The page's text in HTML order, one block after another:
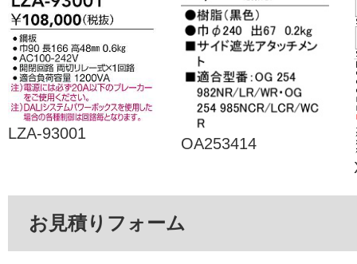
LZA-93001
OA253414
お見積りフォーム